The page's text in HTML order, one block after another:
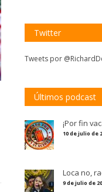
Twitter
Tweets por
Últimos podcast
¡Por fin
10 de julio de
Loca no,
9 de julio de